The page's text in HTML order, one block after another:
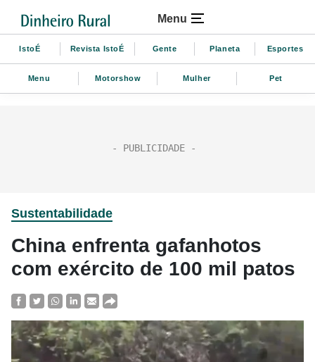
Menu
IstoÉ Revista IstoÉ Gente Planeta Esportes
Menu Motorshow Mulher Pet
Sustentabilidade
China enfrenta gafanhotos
com exército de 100 mil patos